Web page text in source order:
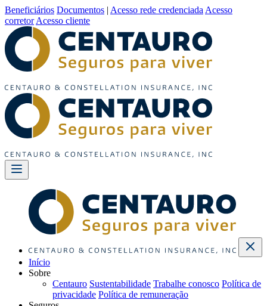
Beneficiários Documentos | Acesso rede credenciada Acesso
corretor Acesso cliente
Início
Sobre
Centauro Sustentabilidade Trabalhe conosco Política de
privacidade Política de remuneração